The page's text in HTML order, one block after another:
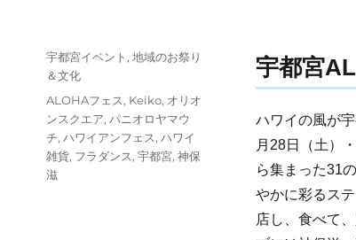
宇都宮
ハワイの風が
月28日（土）
ら集まった31
やかに彩るス
店し、食べて
投
カ
テ
宇都宮イベント , 地域のお祭り
＆文化
タ
グ
ALOHAフェス, Keiko, オリオ
ンスクエア, パニオロヤマウ
チ, ハワイアンフェス, ハワイ
雑貨, フラダンス, 宇都宮, 神保
滋